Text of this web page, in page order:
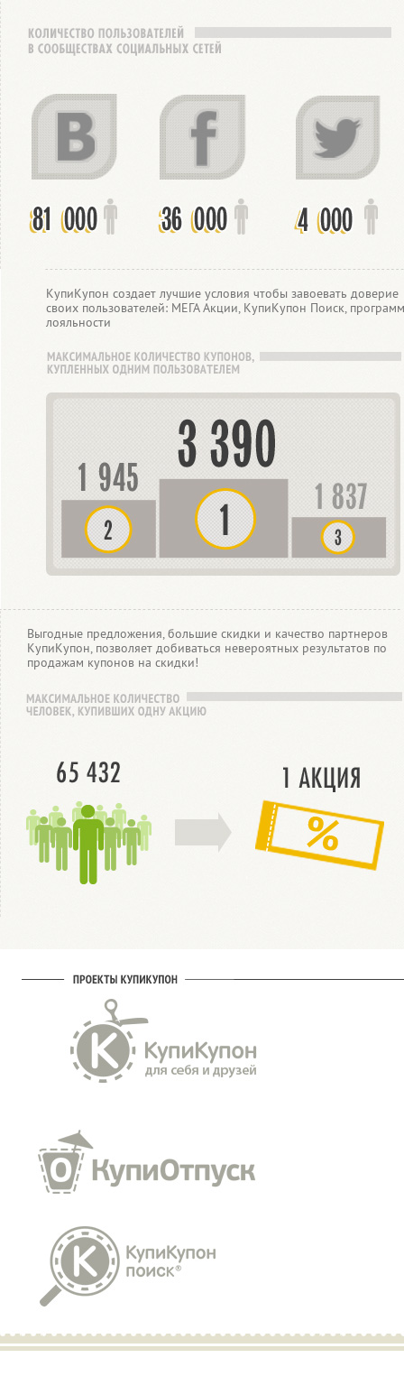
КупиКупон создает лучшие условия чтобы завоевать доверие
своих пользователей: МЕГА Акции, КупиКупон Поиск,
лояльности
Выгодные предложения, большие скидки и качество партнеров
КупиКупон, позволяет добиваться невероятных результатов по
продажам купонов на скидки!